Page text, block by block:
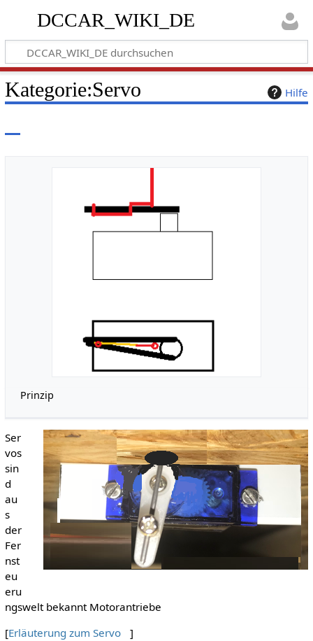
DCCAR_WIKI_DE
Hilfe
Kategorie:Servo
Prinzip
Ser
vos
sin
d
au
s
der
Fer
nst
eu
eru
ngswelt bekannt Motorantriebe
[Erläuterung zum Servo
]